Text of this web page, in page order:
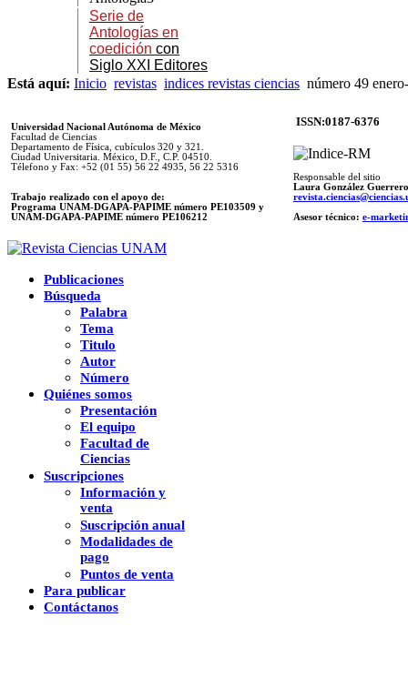
Serie de
Antologías en
coedición con
Siglo XXI Editores
Está aquí: Inicio revistas indices revistas ciencias número 49
Universidad Nacional Autónoma de México
Facultad de Ciencias
Departamento de Física, cubículos 320 y 321.
Ciudad Universitaria. México, D.F., C.P. 04510.
Télefono y Fax: +52 (01 55) 56 22 4935, 56 22 5316
Trabajo realizado con el apoyo de:
Programa UNAM-DGAPA-PAPIME número PE103509 y
UNAM-DGAPA-PAPIME número PE106212
ISSN:0187-6376
Responsable del sitio
Laura González Guerrero
Asesor técnico: e-
Publicaciones
Búsqueda
Palabra
Tema
Titulo
Autor
Número
Quiénes somos
Presentación
El equipo
Facultad de
Ciencias
Suscripciones
Información y
venta
Suscripción anual
Modalidades de
pago
Puntos de venta
Para publicar
Contáctanos